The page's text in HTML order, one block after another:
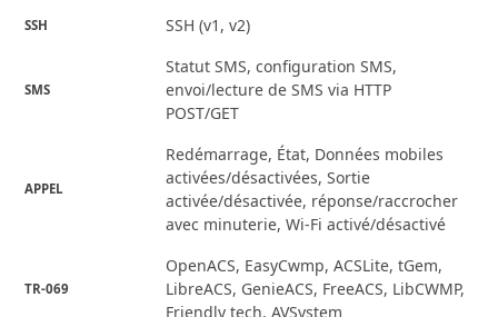
SSH SSH (v1, v2)
SMS
Statut SMS, configuration SMS,
envoi/lecture de SMS via HTTP
POST/GET
APPEL
Redémarrage, État, Données mobiles
activées/désactivées, Sortie
activée/désactivée, réponse/raccrocher
avec minuterie, Wi-Fi activé/désactivé
TR-069
OpenACS, EasyCwmp, ACSLite, tGem,
LibreACS, GenieACS, FreeACS, LibCWMP,
Friendly tech, AVSystem